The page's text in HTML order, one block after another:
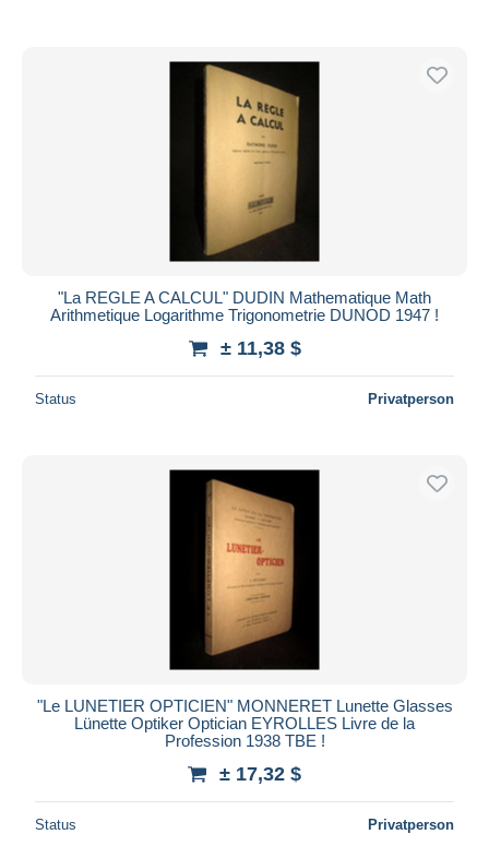
"La REGLE A CALCUL" DUDIN Mathematique Math
Arithmetique Logarithme Trigonometrie DUNOD 1947 !
± 11,38 $
Status Privatperson
"Le LUNETIER OPTICIEN" MONNERET Lunette Glasses
Lünette Optiker Optician EYROLLES Livre de la
Profession 1938 TBE !
± 17,32 $
Status Privatperson